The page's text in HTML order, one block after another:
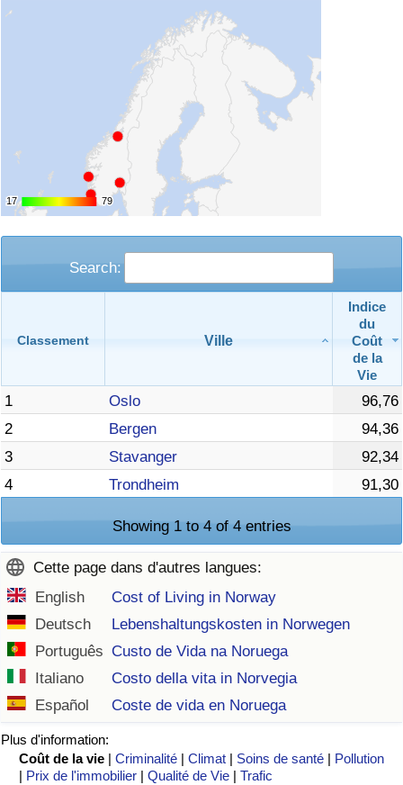
17
17 79
79
Search:
Classement Ville
Indice
du
Coût
de la
Vie
1 Oslo
96,76
2
Bergen
94,36
3
Stavanger
92,34
4
Trondheim 91,30
Showing 1 to 4 of 4 entries
Cette page dans d'autres langues:
English
Cost of Living in Norway
Deutsch
Lebenshaltungskosten in Norwegen
Português Custo de Vida na Noruega
Italiano
Costo della vita in Norvegia
Español
Coste de vida en Noruega
Plus d'information:
Coût de la vie |Criminalité |Climat | Soins de santé | Pollution
| Prix de l'immobilier |Qualité de Vie |Trafic